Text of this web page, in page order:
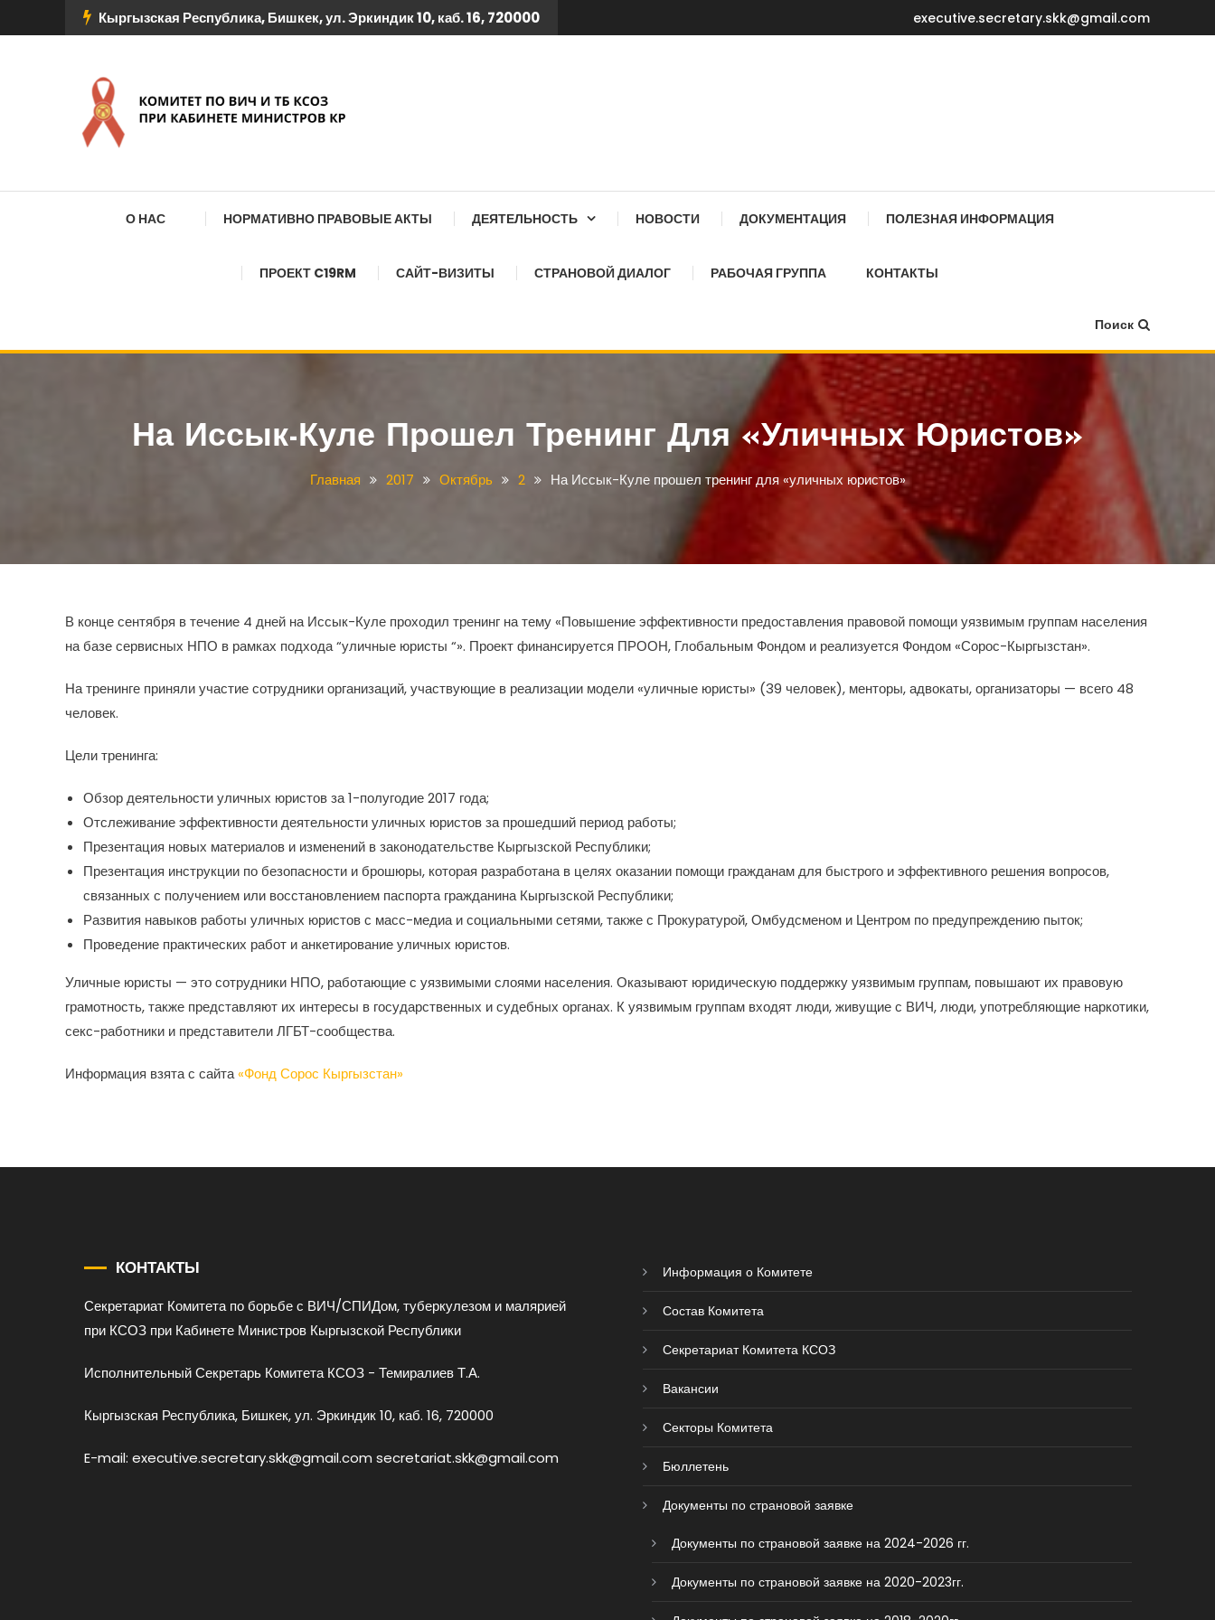
к
Кыргызская Республика, Бишкек, ул. Эркиндик 10, каб. 16, 720000 executive.secretary.skk@gmail.com
О НАС НОРМАТИВНО ПРАВОВЫЕ АКТЫ ДЕЯТЕЛЬНОСТЬ НОВОСТИ ДОКУМЕНТАЦИЯ ПОЛЕЗНАЯ ИНФОРМАЦИЯ
ПРОЕКТ C19RM САЙТ-ВИЗИТЫ СТРАНОВОЙ ДИАЛОГ РАБОЧАЯ ГРУППА КОНТАКТЫ
Поиск
На Иссык-Куле Прошел Тренинг Для «уличных Юристов»
Главная 2017 Октябрь 2 На Иссык-Куле прошел тренинг для «уличных юристов»
В конце сентября в течение 4 дней на Иссык-Куле проходил тренинг на тему «Повышение эффективности предоставления правовой помощи уязвимым группам населения
на базе сервисных НПО в рамках подхода “уличные юристы “». Проект финансируется ПРООН, Глобальным Фондом и реализуется Фондом «Сорос-Кыргызстан».
На тренинге приняли участие сотрудники организаций, участвующие в реализации модели «уличные юристы» (39 человек), менторы, адвокаты, организаторы — всего 48
человек.
Цели тренинга:
Обзор деятельности уличных юристов за 1-полугодие 2017 года;
Отслеживание эффективности деятельности уличных юристов за прошедший период работы;
Презентация новых материалов и изменений в законодательстве Кыргызской Республики;
Презентация инструкции по безопасности и брошюры, которая разработана в целях оказании помощи гражданам для быстрого и эффективного решения вопросов,
связанных с получением или восстановлением паспорта гражданина Кыргызской Республики;
Развития навыков работы уличных юристов с масс-медиа и социальными сетями, также с Прокуратурой, Омбудсменом и Центром по предупреждению пыток;
Проведение практических работ и анкетирование уличных юристов.
Уличные юристы — это сотрудники НПО, работающие с уязвимыми слоями населения. Оказывают юридическую поддержку уязвимым группам, повышают их правовую
грамотность, также представляют их интересы в государственных и судебных органах. К уязвимым группам входят люди, живущие с ВИЧ, люди, употребляющие наркотики,
секс-работники и представители ЛГБТ-сообщества.
Информация взята с сайта«Фонд Сорос Кыргызстан»
КОНТАКТЫ
Секретариат Комитета по борьбе с ВИЧ/СПИДом, туберкулезом и малярией
при КСОЗ при Кабинете Министров Кыргызской Республики
Исполнительный Секретарь Комитета КСОЗ - Темиралиев Т.А.
Кыргызская Республика, Бишкек, ул. Эркиндик 10, каб. 16, 720000
E-mail: executive.secretary.skk@gmail.com secretariat.skk@gmail.com
Информация о Комитете
Состав Комитета
Секретариат Комитета КСОЗ
Вакансии
Секторы Комитета
Бюллетень
Документы по страновой заявке
Документы по страновой заявке на 2024-2026 гг.
Документы по страновой заявке на 2020-2023гг.